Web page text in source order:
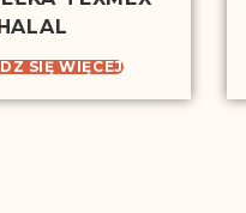
SIĘ WIĘCEJ